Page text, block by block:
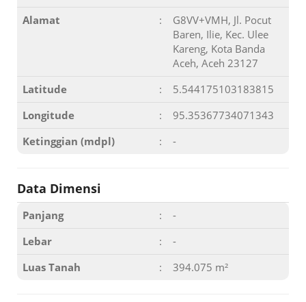
Alamat
:
G8VV+VMH, Jl. Pocut
Baren, Ilie, Kec. Ulee
Kareng, Kota Banda
Aceh, Aceh 23127
Latitude
:
5.544175103183815
Longitude
:
95.35367734071343
Ketinggian (mdpl)
: -
Data Dimensi
Panjang :
-
Lebar
:
-
Luas Tanah
: 394.075 m²